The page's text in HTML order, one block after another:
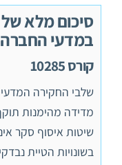
סיכום מלא
במדעי החברה
קורס 10285
שלבי החקירה
מדידה מהימנות
שיטות איסוף סקר
בשונויות הטיית